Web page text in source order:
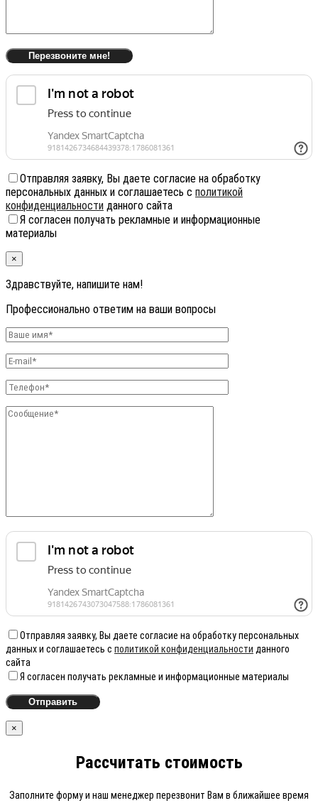
Отправляя заявку, Вы даете согласие на обработку
персональных данных и соглашаетесь с политикой
конфиденциальности данного сайта
Я согласен получать рекламные и информационные
материалы
×
Здравствуйте, напишите нам!
Профессионально ответим на ваши вопросы
Отправляя заявку, Вы даете согласие на обработку персональных
данных и соглашаетесь с политикой конфиденциальности данного
сайта
Я согласен получать рекламные и информационные материалы
×
Рассчитать стоимость
Заполните форму и наш менеджер перезвонит Вам в ближайшее время